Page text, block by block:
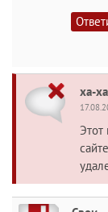
ха-ха
Этот